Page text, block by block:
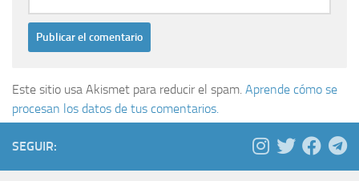
Este sitio usa Akismet para reducir el spam. Aprende cómo se
procesan los datos de tus comentarios.
SEGUIR: